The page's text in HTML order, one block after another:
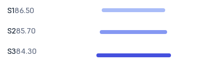
S186.50
S285.70
S384.30